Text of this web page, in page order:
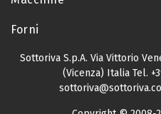
Forni
Sottoriva S.p.A. Via Vittorio
(Vicenza) ItaliaTel.